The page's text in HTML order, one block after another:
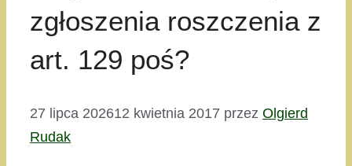
zgłoszenia roszczenia z
art. 129 poś?
27 lipca 202612 kwietnia 2017 przez Olgierd
Rudak